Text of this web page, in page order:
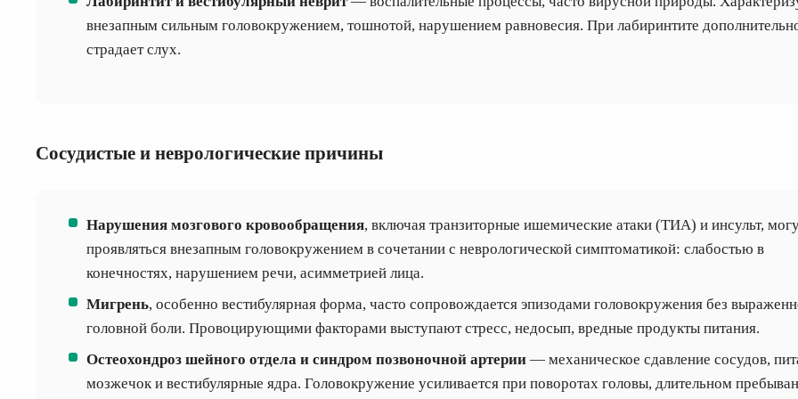
внезапным сильным головокружением, тошнотой, нарушением равновесия. При лабиринтите
страдает слух.
Сосудистые и неврологические причины
Нарушения мозгового кровообращения, включая транзиторные ишемические атаки (ТИА) и инсульт,
проявляться внезапным головокружением в сочетании с неврологической симптоматикой: слабостью в
конечностях, нарушением речи, асимметрией лица.
Мигрень, особенно вестибулярная форма, часто сопровождается эпизодами головокружения без
головной боли. Провоцирующими факторами выступают стресс, недосып, вредные продукты питания.
Остеохондроз шейного отдела и синдром позвоночной артерии— механическое сдавление сосудов,
мозжечок и вестибулярные ядра. Головокружение усиливается при поворотах головы, длительном